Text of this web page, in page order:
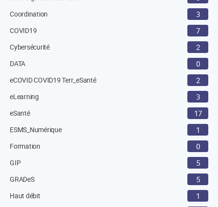
Coordination 3
COVID19 7
Cybersécurité 2
DATA 0
eCOVID COVID19 Terr_eSanté 2
eLearning 3
eSanté 17
ESMS_Numérique 1
Formation 0
GIP 5
GRADeS 5
Haut débit 1